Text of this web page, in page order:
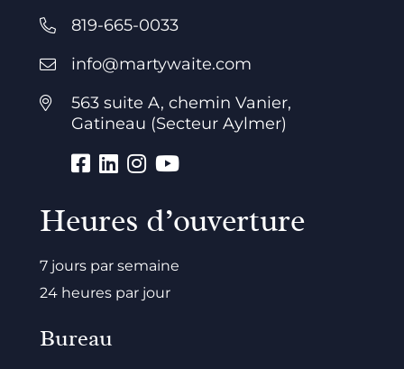
819-665-0033
info@martywaite.com
563 suite A, chemin Vanier,
Gatineau (Secteur Aylmer)
Heures d’ouverture
7 jours par semaine
24 heures par jour
Bureau